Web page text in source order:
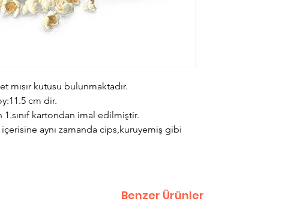
mısır kutusu bulunmaktadır.
cm dir.
1.sınıf kartondan imal edilmiştir.
içerisine aynı zamanda cips,kuruyemiş gibi
Benzer Ürünler